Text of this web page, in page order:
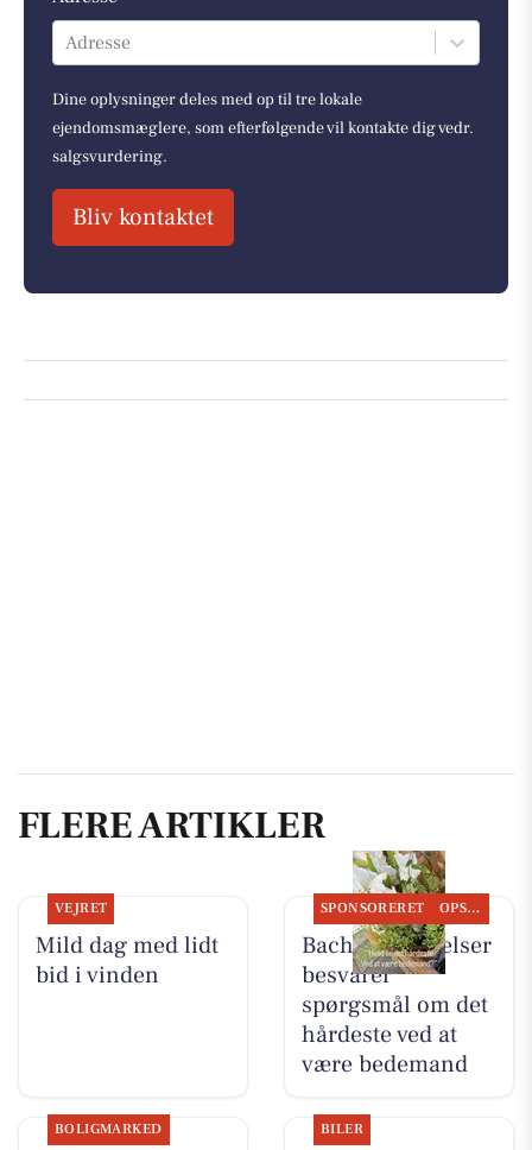
Adresse
Dine oplysninger deles med op til tre lokale
ejendomsmæglere, som efterfølgende vil kontakte dig vedr.
salgsvurdering.
Bliv kontaktet
FLERE ARTIKLER
VEJRET
Mild dag med lidt
bid i vinden
SPONSORERET OPSLAGSTAVLEN
Bachs Begravelser
besvarer
spørgsmål om det
hårdeste ved at
være bedemand
BOLIGMARKED BILER